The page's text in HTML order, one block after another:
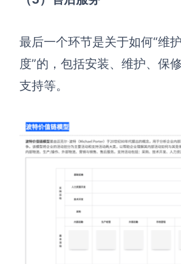
满足企业级团队协作和管理需求
帮助支持
帮助中心
探索创意灵感与高效协作技巧
定价
最后一个环节是关于如何“维
度”的，包括安装、维护、保
支持等。